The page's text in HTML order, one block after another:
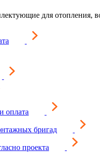
для отопления,
оплата
бригад
проекта